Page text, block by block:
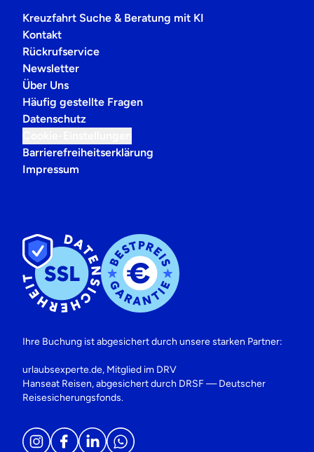
Kreuzfahrt Suche & Beratung mit KI
Kontakt
Rückrufservice
Newsletter
Über Uns
Häufig gestellte Fragen
Datenschutz
Barrierefreiheitserklärung
Impressum
Ihre Buchung ist abgesichert durch unsere starken Partner:
urlaubsexperte.de, Mitglied im DRV
Hanseat Reisen, abgesichert durch DRSF — Deutscher
Reisesicherungsfonds.